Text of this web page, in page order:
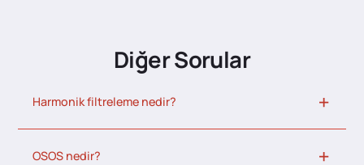
Diğer Sorular
Harmonik filtreleme nedir?
OSOS nedir?